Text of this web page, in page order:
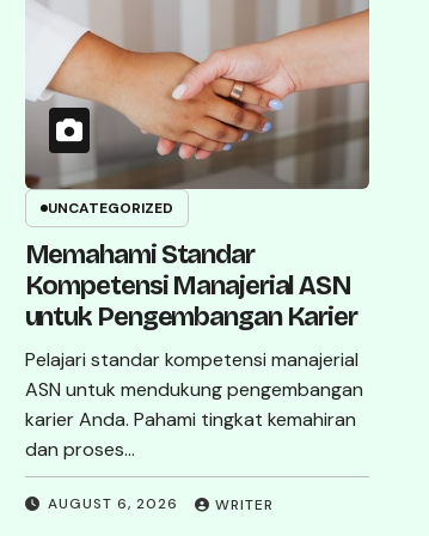
Genset Perkin Jadi
Solusi Andal untuk
Kebutuhan Listrik
Cadangan
JULY 25, 2026 ADMIN
Genset Perkin menawarkan performa
tangguh, kapasitas beragam, dan pilihan
open maupun silent. Simak
keunggulannya di artikel ini!
UNCATEGORIZED
Memahami Standar
Kompetensi Manajerial ASN
untuk Pengembangan Karier
AUGUST 6, 2026 WRITER
Pelajari standar kompetensi manajerial
ASN untuk mendukung pengembangan
karier Anda. Pahami tingkat kemahiran
dan proses…